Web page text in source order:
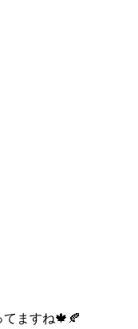
ますね🍁🍂